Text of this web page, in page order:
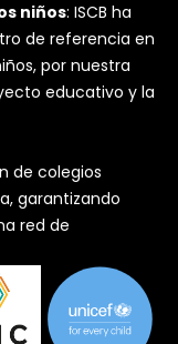
niños: ISCB ha
de referencia en
por nuestra
educativo y la
de colegios
garantizando
red de